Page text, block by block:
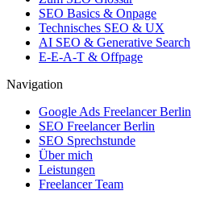
SEO Basics & Onpage
Technisches SEO & UX
AI SEO & Generative Search
E-E-A-T & Offpage
Navigation
Google Ads Freelancer Berlin
SEO Freelancer Berlin
SEO Sprechstunde
Über mich
Leistungen
Freelancer Team